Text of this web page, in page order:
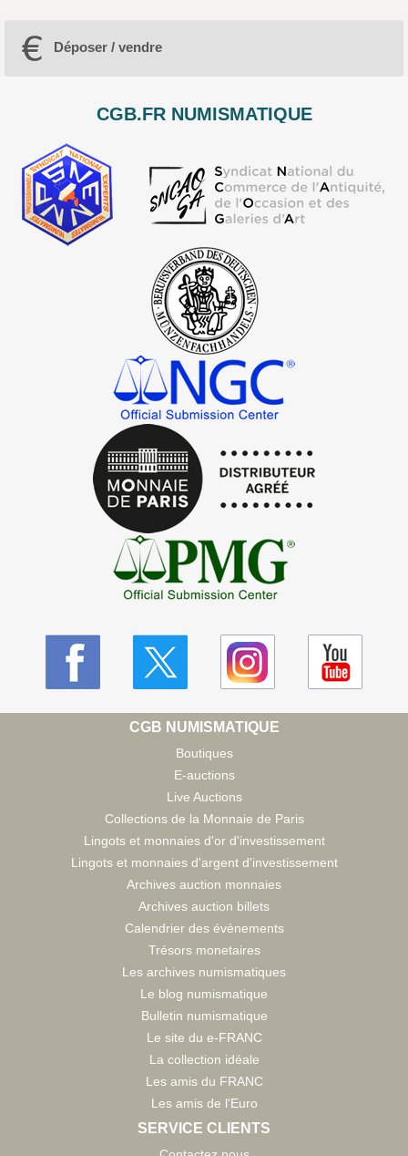
Déposer / vendre
CGB.FR NUMISMATIQUE
CGB NUMISMATIQUE
Boutiques
E-auctions
Live Auctions
Collections de la Monnaie de Paris
Lingots et monnaies d'or d'investissement
Lingots et monnaies d'argent d'investissement
Archives auction monnaies
Archives auction billets
Calendrier des évènements
Trésors monetaires
Les archives numismatiques
Le blog numismatique
Bulletin numismatique
Le site du e-FRANC
La collection idéale
Les amis du FRANC
Les amis de l'Euro
SERVICE CLIENTS